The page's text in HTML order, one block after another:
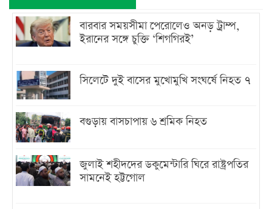
বারবার সময়সীমা পেরোলেও অনড় ট্রাম্প,
ইরানের সঙ্গে চুক্তি ‘শিগগিরই’
সিলেটে দুই বাসের মুখোমুখি সংঘর্ষে নিহত ৭
বগুড়ায় বাসচাপায় ৬ শ্রমিক নিহত
জুলাই শহীদদের ডকুমেন্টারি ঘিরে রাষ্ট্রপতির
সামনেই হট্টগোল